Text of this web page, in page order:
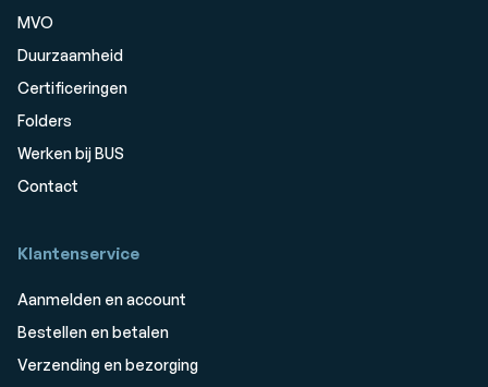
MVO
Duurzaamheid
Certificeringen
Folders
Werken bij BUS
Contact
Klantenservice
Aanmelden en account
Bestellen en betalen
Verzending en bezorging